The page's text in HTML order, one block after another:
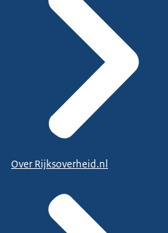
Over Rijksoverheid.nl